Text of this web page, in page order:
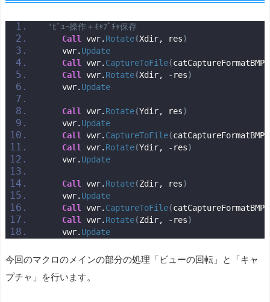
'ﾋﾞｭｰ操作＋ｷｬﾌﾟﾁｬ保存
Call vwr. Rotate(Xdir, res)
    vwr.
Update
Call vwr. CaptureToFile(
Call vwr. Rotate(Xdir, -res)
    vwr.
Update
Call vwr. Rotate(Ydir, res)
    vwr.
Update
Call vwr. CaptureToFile(
Call vwr. Rotate(Ydir, -res)
    vwr.
Update
Call vwr. Rotate(Zdir, res)
    vwr.
Update
Call vwr. CaptureToFile(
Call vwr. Rotate(Zdir, -res)
    vwr.
Update
今回のマクロのメインの部分の処理「ビューの回転」と「キャ
プチャ」を行います。